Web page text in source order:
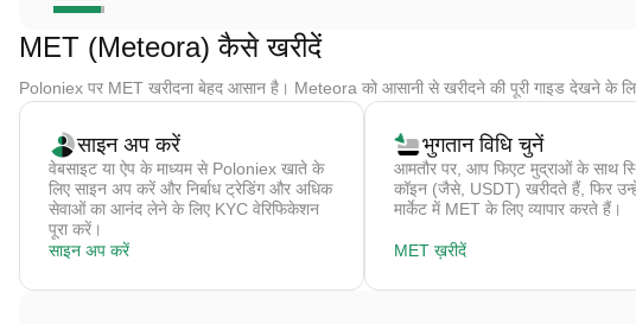
MET (Meteora) कैसे खरीदें
Poloniex पर MET खरीदना बेहद आसान है। Meteora को आसानी से खरीदने की पूरी गाइड देखने के
साइन अप करें
वेबसाइट या ऐप के माध्यम से Poloniex खाते के
लिए साइन अप करें और निर्बाध ट्रेडिंग और अधिक
सेवाओं का आनंद लेने के लिए KYC वेरिफिकेशन
पूरा करें।
साइन अप करें
भुगतान विधि चुनें
आमतौर पर, आप फिएट मुद्राओं के साथ
कॉइन (जैसे, USDT) खरीदते हैं, फिर
मार्केट में MET के लिए व्यापार करते हैं।
MET ख़रीदें